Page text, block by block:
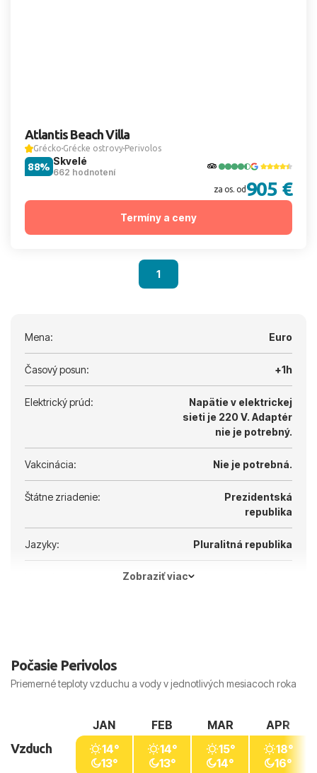
Atlantis Beach Villa
Grécko Grécke ostrovy Perivolos
Skvelé
662 hodnotení
88%
za os. od 905 €
Termíny a ceny
1
Mena: Euro
Časový posun: +1h
Elektrický prúd:
Napätie v elektrickej
sieti je 220 V. Adaptér
nie je potrebný.
Vakcinácia: Nie je potrebná.
Štátne zriadenie:
Prezidentská
republika
Jazyky: Pluralitná republika
Zobraziť viac
Počasie Perivolos
Priemerné teploty vzduchu a vody v jednotlivých mesiacoch roka
Vzduch
JAN
14°
13°
FEB
14°
13°
MAR
15°
14°
APR
18°
16°